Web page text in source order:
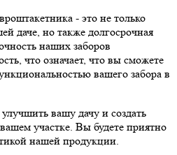
- это не только
даче, но также долгосрочная
наших заборов
что означает, что вы сможете
вашего забора в
вашу дачу и создать
участке. Вы будете приятно
нашей продукции.